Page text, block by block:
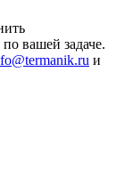
вашей задаче.
и